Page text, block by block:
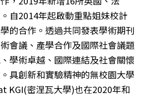
自2014年起啟動重點姐妹校計
的合作。透過共同發表學術期刊
會議、產學合作及國際社會議題
學術卓越、國際連結及社會關懷
具創新和實驗精神的無校園大學
KGI(密涅瓦大學)也在2020年和